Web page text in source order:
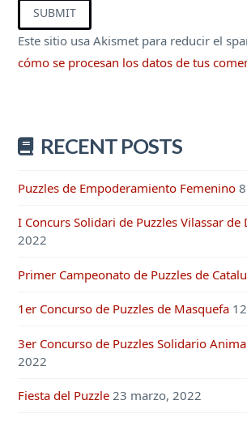
Este sitio usa Akismet para reducir el
cómo se procesan los datos de tus
RECENT POSTS
Puzzles de Empoderamiento Femenino
I Concurs Solidari de Puzzles Vilassar de
2022
Primer Campeonato de Puzzles de
1er Concurso de Puzzles de Masquefa
3er Concurso de Puzzles Solidario
2022
Fiesta del Puzzle 23 marzo, 2022